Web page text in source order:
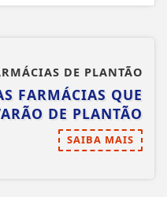
DE PLANTÃO
FARMÁCIAS QUE
DE PLANTÃO
SAIBA MAIS